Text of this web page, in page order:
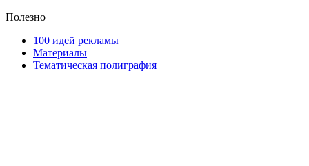
Полезно
100 идей рекламы
Материалы
Тематическая полиграфия